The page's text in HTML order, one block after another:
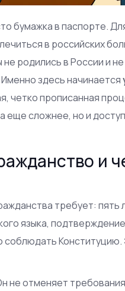
бумажка в паспорте.
в российских
родились в России и
здесь начинается
четко прописанная
еще сложнее, но и
и
требует: пять
языка,
отменяет требования